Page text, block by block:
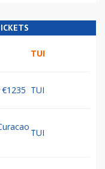
TUI
TUI
TUI